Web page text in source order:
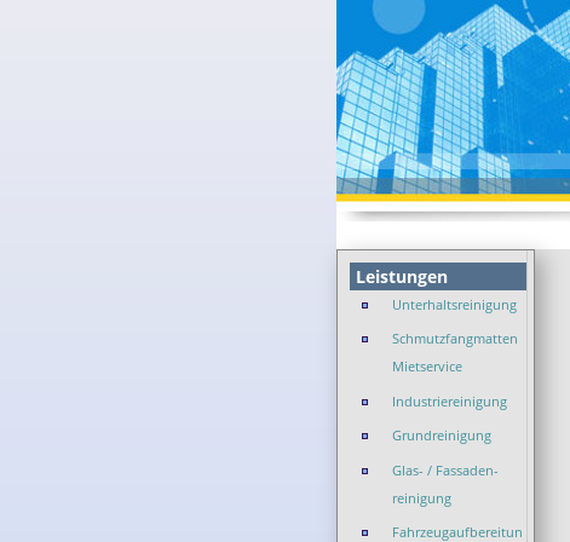
Leistungen
Unterhaltsreinigung
Schmutzfangmatten
Mietservice
Industriereinigung
Grundreinigung
Glas- / Fassaden-
reinigung
Fahrzeugaufbereitun